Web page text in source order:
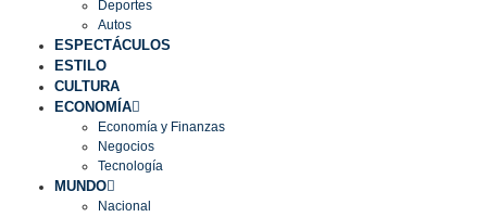
Deportes
Autos
ESPECTÁCULOS
ESTILO
CULTURA
ECONOMÍA
Economía y Finanzas
Negocios
Tecnología
MUNDO
Nacional